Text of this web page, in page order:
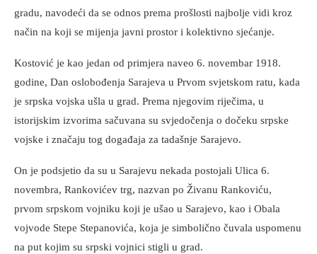
gradu, navodeći da se odnos prema prošlosti najbolje vidi kroz
način na koji se mijenja javni prostor i kolektivno sjećanje.
Kostović je kao jedan od primjera naveo 6. novembar 1918.
godine, Dan oslobođenja Sarajeva u Prvom svjetskom ratu, kada
je srpska vojska ušla u grad. Prema njegovim riječima, u
istorijskim izvorima sačuvana su svjedočenja o dočeku srpske
vojske i značaju tog događaja za tadašnje Sarajevo.
On je podsjetio da su u Sarajevu nekada postojali Ulica 6.
novembra, Rankovićev trg, nazvan po Živanu Rankoviću,
prvom srpskom vojniku koji je ušao u Sarajevo, kao i Obala
vojvode Stepe Stepanovića, koja je simbolično čuvala uspomenu
na put kojim su srpski vojnici stigli u grad.